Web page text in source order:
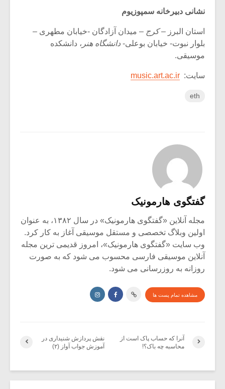
نشانی دبیرخانه سمپوزیوم
استان البرز –کرج – میدان آزادگان -خیابان مطهری –
بلوار نبوت- خیابان بوعلی- دانشگاه هنر ، دانشکده
موسیقی.
سایت: music.art.ac.ir
eth
گفتگوی هارمونیک
مجله آنلاین «گفتگوی هارمونیک» در سال ۱۳۸۲، به عنوان
اولین وبلاگ تخصصی و مستقل موسیقی آغاز به کار کرد.
وب سایت «گفتگوی هارمونیک»، امروز قدیمی ترین مجله
آنلاین موسیقی فارسی محسوب می شود که به صورت
روزانه به روزرسانی می شود.
مشاهده تمام پست ها
نقش پردازش شنیداری در
آموزش جواب آواز (۲)
آنرا که حساب پاک است از
محاسبه چه باک؟!